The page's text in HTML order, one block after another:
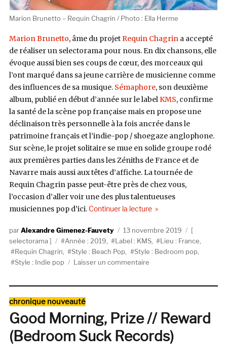
Marion Brunetto – Requin Chagrin / Photo : Ella Herme
Marion Brunetto, âme du projetRequin Chagrina accepté
de réaliser un selectorama pour nous. En dix chansons, elle
évoque aussi bien ses coups de cœur, des morceaux qui
l’ont marqué dans sa jeune carrière de musicienne comme
des influences de sa musique. Sémaphore, son deuxième
album, publié en début d’année sur le labelKMS, confirme
la santé de la scène pop française mais en propose une
déclinaison très personnelle à la fois ancrée dans le
patrimoine français et l’indie-pop / shoegaze anglophone.
Sur scène, le projet solitaire se mue en solide groupe rodé
aux premières parties dans les Zéniths de France et de
Navarre mais aussi aux têtes d’affiche. La tournée de
Requin Chagrin passe peut-être près de chez vous,
l’occasion d’aller voir une des plus talentueuses
musiciennes pop d’ici. Continuer la lecturede « Selectorama :
AuteurAlexandre Gimenez-Fauvety
Publié
le
13 novembre 2019
Catégories
selectorama
Étiquettes
Année : 2019 Label : KMS Lieu : France
Requin Chagrin
Style : Beach Pop Style : Bedroom pop
Style : Indie pop
Laisser un commentaire
Catégories
chronique nouveauté
Good Morning, Prize // Reward
(Bedroom Suck Records)